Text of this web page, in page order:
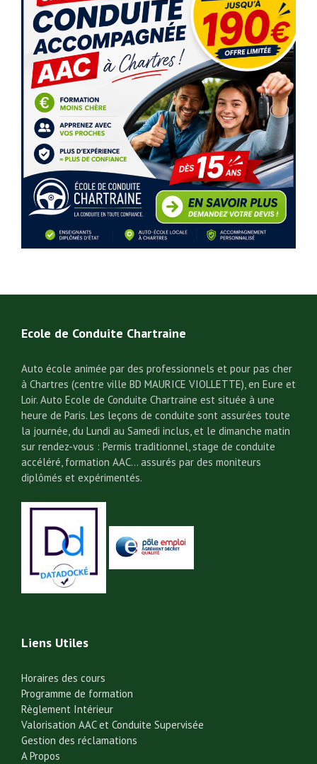
Ecole de Conduite Chartraine
Auto école animée par des professionnels et pour pas cher
à Chartres (centre ville BD MAURICE VIOLLETTE), en Eure et
Loir. Auto Ecole de Conduite Chartraine est située à une
heure de Paris. Les leçons de conduite sont assurées toute
la journée, du Lundi au Samedi inclus, et le dimanche matin
sur rendez-vous : Permis traditionnel, stage de conduite
accéléré, formation AAC… assurés par des moniteurs
diplômés et expérimentés.
Liens Utiles
Horaires des cours
Programme de formation
Règlement Intérieur
Valorisation AAC et Conduite Supervisée
Gestion des réclamations
A Propos